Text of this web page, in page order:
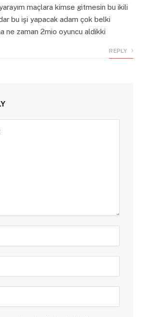
maçlara kimse gitmesin bu ikili
bu işi yapacak adam çok belki
ne zaman 2mio oyuncu aldikki
REPLY